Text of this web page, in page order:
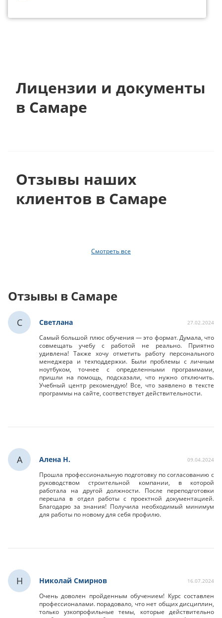
Лицензии и документы
в Самаре
Отзывы наших
клиентов в Самаре
Смотреть все
Отзывы в Самаре
С Светлана 27.02.2024
Самый большой плюс обучения — это формат. Думала, что
совмещать учебу с работой не реально. Приятно
удивлена! Также хочу отметить работу персонального
менеджера и техподдержки. Были проблемы с личным
ноутбуком, точнее с определенными программами,
пришли на помощь, подсказали, что нужно отключить.
Учебный центр рекомендую! Все, что заявлено в тексте
программы на сайте, соответствует действительности.
А Алена Н. 09.04.2024
Прошла профессиональную подготовку по согласованию с
руководством строительной компании, в которой
работала на другой должности. После переподготовки
перешла в отдел работы с проектной документацией.
Благодарю за знания! Получила необходимый минимум
для работы по новому для себя профилю.
Н Николай Смирнов 16.07.2024
Очень доволен пройденным обучением! Курс составлен
профессионалами. порадовало, что нет общих дисциплин,
только узкопрофильные темы, которые действительно